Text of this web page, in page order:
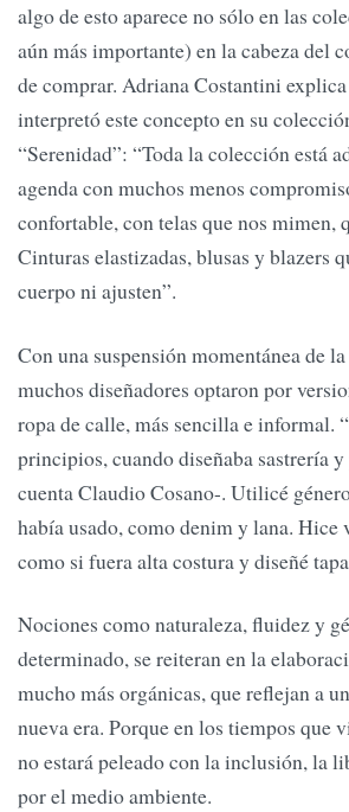
algo de esto aparece no sólo en las
aún más importante) en la cabeza del
de comprar. Adriana Costantini
interpretó este concepto en su
“Serenidad”: “Toda la colección está
agenda con muchos menos
confortable, con telas que nos mimen,
Cinturas elastizadas, blusas y blazers
cuerpo ni ajusten”.
Con una suspensión momentánea de la
muchos diseñadores optaron por
ropa de calle, más sencilla e informal.
principios, cuando diseñaba sastrería
cuenta Claudio Cosano-. Utilicé
había usado, como denim y lana. Hice
como si fuera alta costura y diseñé
Nociones como naturaleza, fluidez y
determinado, se reiteran en la
mucho más orgánicas, que reflejan a
nueva era. Porque en los tiempos que
no estará peleado con la inclusión, la
por el medio ambiente.